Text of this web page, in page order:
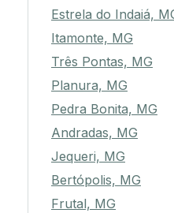
Estrela do Indaiá,
Itamonte, MG
Três Pontas, MG
Planura, MG
Pedra Bonita, MG
Andradas, MG
Jequeri, MG
Bertópolis, MG
Frutal, MG